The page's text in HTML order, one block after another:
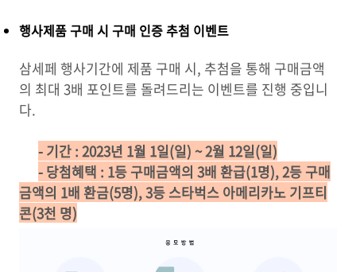
행사제품 구매 시 구매 인증 추첨 이벤트
삼세페 행사기간에 제품 구매 시, 추첨을 통해 구매금액
의 최대 3배 포인트를 돌려드리는 이벤트를 진행 중입니
다.
- 기간 : 2023년 1월 1일(일) ~ 2월 12일(일)
- 당첨혜택 : 1등 구매금액의 3배 환급(1명), 2등 구매
금액의 1배 환금(5명), 3등 스타벅스 아메리카노 기프티
콘(3천 명)